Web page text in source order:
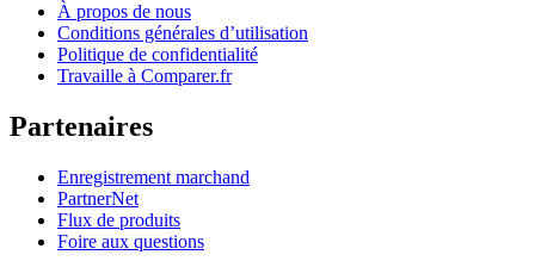
À propos de nous
Conditions générales d’utilisation
Politique de confidentialité
Travaille à Comparer.fr
Partenaires
Enregistrement marchand
PartnerNet
Flux de produits
Foire aux questions